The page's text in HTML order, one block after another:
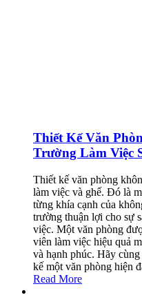
Thiết Kế Văn
Trường Làm Việc
Thiết kế văn phòng
làm việc và ghế. Đó là
từng khía cạnh của
trường thuận lợi cho sự
việc. Một văn phòng
viên làm việc hiệu quả
và hạnh phúc. Hãy
kế một văn phòng hiện
Read More